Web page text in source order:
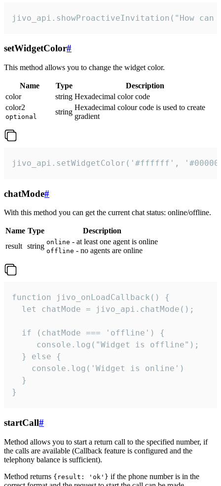
jivo_api.showProactiveInvitation("How
setWidgetColor#
This method allows you to change the widget color.
Name Type
Description
color
string Hexadecimal color code
color2
optional
string
Hexadecimal colour code is used to create
gradient
jivo_api.setWidgetColor('#ffffff',
chatMode#
With this method you can get the current chat status: online/offline.
Name Type
Description
result string online - at least one agent is online
offline - no agents are online
function jivo_onLoadCallback() {
  let chatMode = jivo_api.chatMode();
  if (chatMode === 'offline') {
     console.log("Widget is offline");
  } else {
    console.log('Widget is online')
  }
}
startCall#
Method allows you to start a return call to the specified number, if
the calls are available (Callback feature is configured and the
telephony balance is sufficient).
Method returns {result: 'ok'} if the phone number is in the